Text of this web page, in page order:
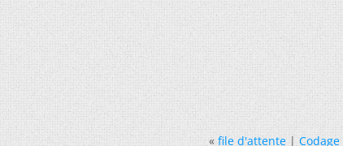
« file d'attente|Codage